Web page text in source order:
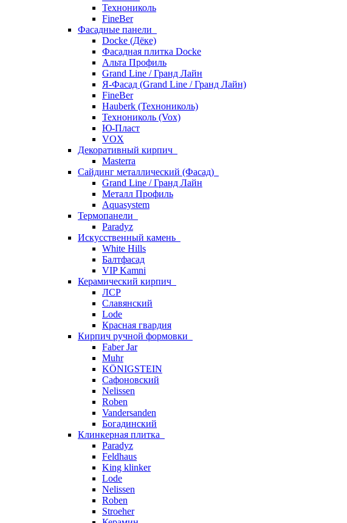
Технониколь
FineBer
Фасадные панели
Docke (Дёке)
Фасадная плитка Docke
Альта Профиль
Grand Line / Гранд Лайн
Я-Фасад (Grand Line / Гранд Лайн)
FineBer
Hauberk (Технониколь)
Технониколь (Vox)
Ю-Пласт
VOX
Декоративный кирпич
Masterra
Сайдинг металлический (Фасад)
Grand Line / Гранд Лайн
Металл Профиль
Aquasystem
Термопанели
Paradyz
Искусственный камень
White Hills
Балтфасад
VIP Kamni
Керамический кирпич
ЛСР
Славянский
Lode
Красная гвардия
Кирпич ручной формовки
Faber Jar
Muhr
KÖNIGSTEIN
Сафоновский
Nelissen
Roben
Vandersanden
Богадинский
Клинкерная плитка
Paradyz
Feldhaus
King klinker
Lode
Nelissen
Roben
Stroeher